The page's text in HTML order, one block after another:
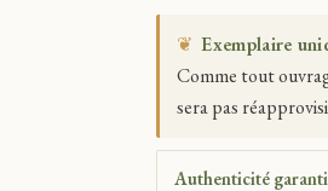
❦ Exemplaire
Comme tout
sera pas
Authenticité